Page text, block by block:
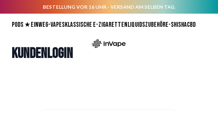
BESTELLUNG VOR 16 UHR - VERSAND AM SELBEN TAG.
Pods ★Einweg-VapesKlassische E-ZigarettenLiquidsZubehörE-ShishaCBD
Kundenlogin